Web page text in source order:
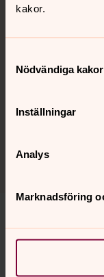
kakor.
Nödvändiga kakor
Inställningar
Analys
Marknadsföring
Telefon: 0470-
Synpunkter